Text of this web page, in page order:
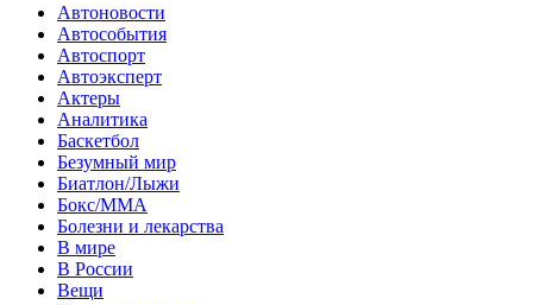
Автоновости
Автособытия
Автоспорт
Автоэксперт
Актеры
Аналитика
Баскетбол
Безумный мир
Биатлон/Лыжи
Бокс/MMA
Болезни и лекарства
В мире
В России
Вещи